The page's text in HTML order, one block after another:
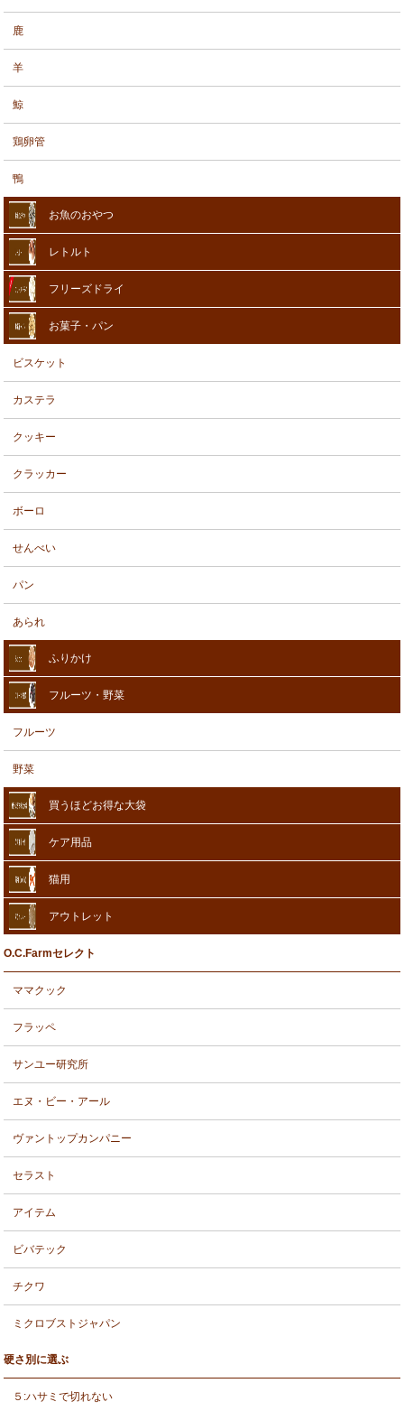
鹿
羊
鯨
鶏卵管
鴨
お魚のおやつ
レトルト
フリーズドライ
お菓子・パン
ビスケット
カステラ
クッキー
クラッカー
ボーロ
せんべい
パン
あられ
ふりかけ
フルーツ・野菜
フルーツ
野菜
買うほどお得な大袋
ケア用品
猫用
アウトレット
O.C.Farmセレクト
ママクック
フラッペ
サンユー研究所
エヌ・ビー・アール
ヴァントップカンパニー
セラスト
アイテム
ビバテック
チクワ
ミクロブストジャパン
硬さ別に選ぶ
５:ハサミで切れない